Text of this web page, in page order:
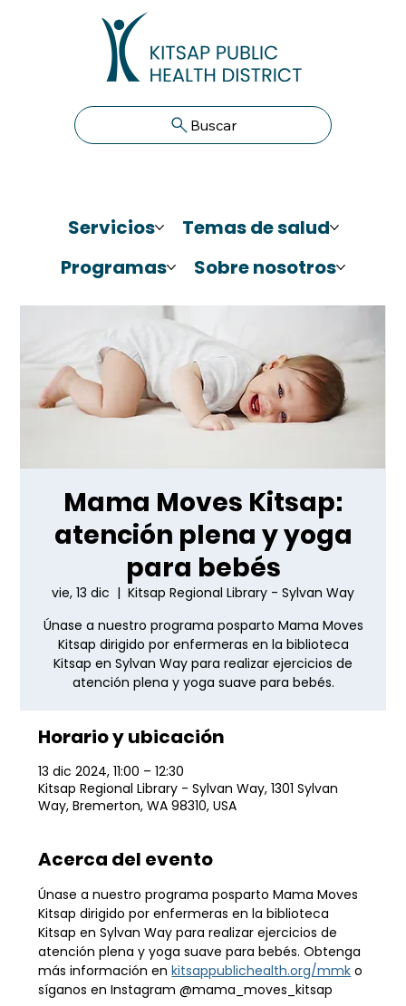
Buscar
Servicios
Temas de salud
Programas
Sobre nosotros
Mama Moves Kitsap:
atención plena y yoga
para bebés
vie, 13 dic
  |
Kitsap Regional Library - Sylvan Way
Únase a nuestro programa posparto Mama Moves
Kitsap dirigido por enfermeras en la biblioteca
Kitsap en Sylvan Way para realizar ejercicios de
atención plena y yoga suave para bebés.
Horario y ubicación
13 dic 2024, 11:00 – 12:30
Kitsap Regional Library - Sylvan Way, 1301 Sylvan
Way, Bremerton, WA 98310, USA
Acerca del evento
Únase a nuestro programa posparto Mama Moves
Kitsap dirigido por enfermeras en la biblioteca
Kitsap en Sylvan Way para realizar ejercicios de
atención plena y yoga suave para bebés. Obtenga
más información en kitsappublichealth.org/mmk o
síganos en Instagram @mama_moves_kitsap